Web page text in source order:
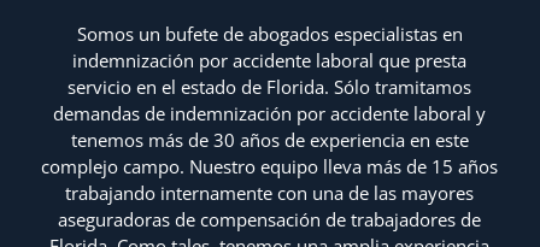
Somos un bufete de abogados especialistas en
indemnización por accidente laboral que presta
servicio en el estado de Florida. Sólo tramitamos
demandas de indemnización por accidente laboral y
tenemos más de 30 años de experiencia en este
complejo campo. Nuestro equipo lleva más de 15 años
trabajando internamente con una de las mayores
aseguradoras de compensación de trabajadores de